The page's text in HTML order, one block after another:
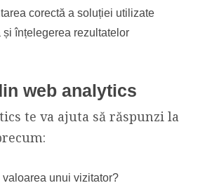
corectă a soluției utilizate
și înțelegerea rezultatelor
web analytics
te va ajuta să răspunzi la
valoarea unui vizitator?